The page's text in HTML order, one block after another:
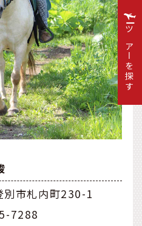
別市札内町230-1
7288
ツアーを探す